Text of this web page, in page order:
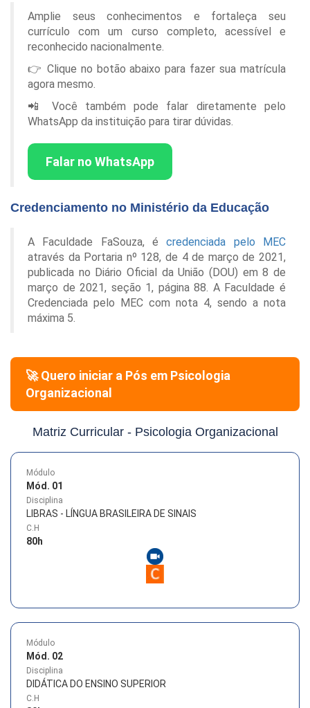
Amplie seus conhecimentos e fortaleça seu
currículo com um curso completo, acessível e
reconhecido nacionalmente.
👉 Clique no botão abaixo para fazer sua matrícula
agora mesmo.
📲 Você também pode falar diretamente pelo
WhatsApp da instituição para tirar dúvidas.
Falar no WhatsApp
Credenciamento no Ministério da Educação
A Faculdade FaSouza, écredenciada pelo MEC
através da Portaria nº 128, de 4 de março de 2021,
publicada no Diário Oficial da União (DOU) em 8 de
março de 2021, seção 1, página 88. A Faculdade é
Credenciada pelo MEC com nota 4, sendo a nota
máxima 5.
🚀 Quero iniciar a Pós em Psicologia
Organizacional
Matriz Curricular - Psicologia Organizacional
Módulo
Mód. 01
Disciplina
LIBRAS - LÍNGUA BRASILEIRA DE SINAIS
C.H
80h
Módulo
Mód. 02
Disciplina
DIDÁTICA DO ENSINO SUPERIOR
C.H